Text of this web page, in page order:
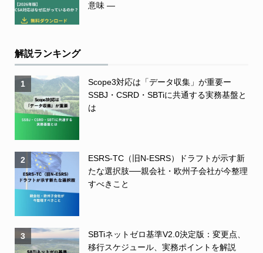
意味 ―
解説ランキング
1
Scope3対応は「データ収集」が重要ー
SSBJ・CSRD・SBTiに共通する実務基盤と
は
2
ESRS-TC（旧N-ESRS）ドラフトが示す新
たな選択肢──親会社・欧州子会社が今整理
すべきこと
3
SBTiネットゼロ基準V2.0決定版：変更点、
移行スケジュール、実務ポイントを解説